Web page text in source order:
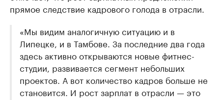
прямое следствие кадрового голода в отрасли.
«Мы видим аналогичную ситуацию и в
Липецке, и в Тамбове. За последние два года
здесь активно открываются новые фитнес-
студии, развивается сегмент небольших
проектов. А вот количество кадров больше не
становится. И рост зарплат в отрасли — это